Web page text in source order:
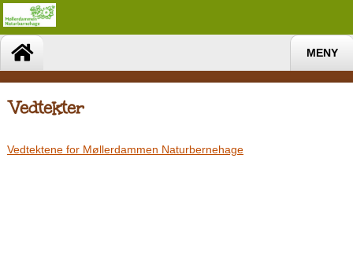
MENY
Vedtekter
Vedtektene for Møllerdammen Naturbernehage